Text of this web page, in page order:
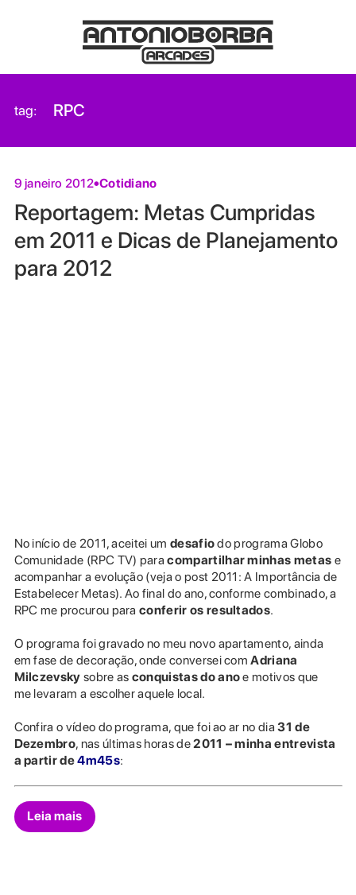
tag: RPC
9 janeiro 2012 Cotidiano
Reportagem: Metas Cumpridas
em 2011 e Dicas de Planejamento
para 2012
No início de 2011, aceitei um desafiodo programa Globo
Comunidade (RPC TV) paracompartilhar minhas metas e
acompanhar a evolução (veja o post 2011: A Importância de
Estabelecer Metas). Ao final do ano, conforme combinado, a
RPC me procurou paraconferir os resultados.
O programa foi gravado no meu novo apartamento, ainda
em fase de decoração, onde conversei comAdriana
Milczevsky sobre as conquistas do anoe motivos que
me levaram a escolher aquele local.
Confira o vídeo do programa, que foi ao ar no dia31 de
Dezembro, nas últimas horas de2011 – minha entrevista
a partir de4m45s:
Leia mais